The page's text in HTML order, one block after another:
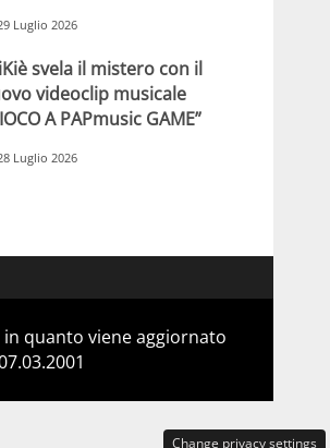
Luglio 2026
svela il mistero con il
videoclip musicale
A PAPmusic GAME”
Luglio 2026
quanto viene aggiornato
Change privacy settings